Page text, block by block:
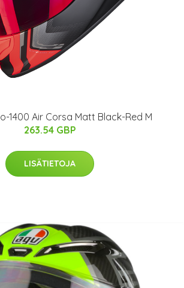
1400 Air Corsa Matt Black-Red M
263.54 GBP
LISÄTIETOJA